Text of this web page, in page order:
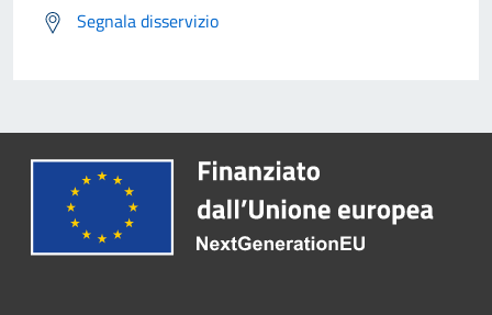
Segnala disservizio